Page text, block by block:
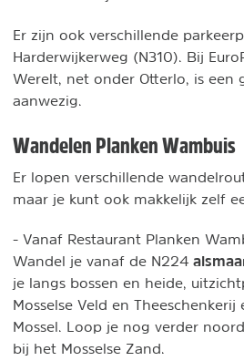
Er zijn ook verschillende
Harderwijkerweg (N310). Bij
Werelt, net onder Otterlo, is een
aanwezig.
Wandelen Planken Wambuis
Er lopen verschillende
maar je kunt ook makkelijk zelf
- Vanaf Restaurant Planken
Wandel je vanaf de N224
je langs bossen en heide,
Mosselse Veld en
Mossel. Loop je nog verder
bij het Mosselse Zand.